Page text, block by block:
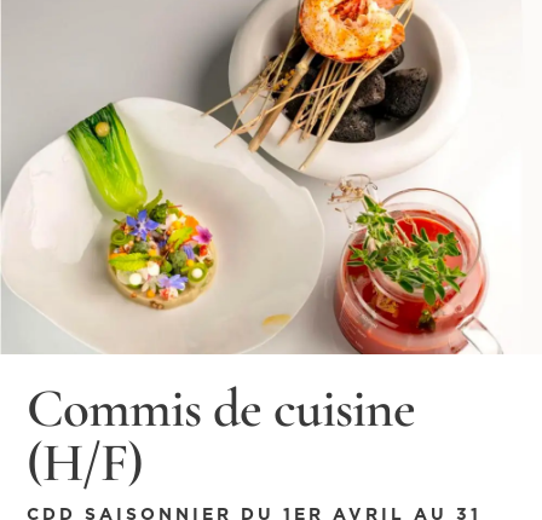
Commis de cuisine
(H/F)
CDD SAISONNIER DU 1ER AVRIL AU 31